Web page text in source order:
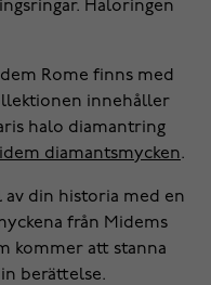
Haloringen
Rome finns med
innehåller
halo diamantring
diamantsmycken.
din historia med en
från Midems
kommer att stanna
berättelse.